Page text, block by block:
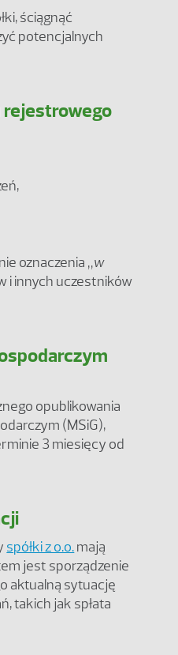
ściągnąć
potencjalnych
rejestrowego
oznaczenia „w
i innych uczestników
opublikowania
(MSiG),
3 miesięcy od
spółki z o.o.mają
jest sporządzenie
aktualną sytuację
takich jak spłata